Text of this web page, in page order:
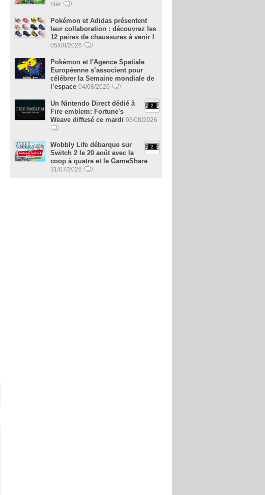
hier
Pokémon et Adidas présentent
leur collaboration : découvrez les
12 paires de chaussures à venir !
05/08/2026
Pokémon et l'Agence Spatiale
Européenne s’associent pour
célébrer la Semaine mondiale de
l’espace 04/08/2026
Un Nintendo Direct dédié à
Fire emblem: Fortune's
Weave diffusé ce mardi 03/08/2026
Wobbly Life débarque sur
Switch 2 le 20 août avec la
coop à quatre et le GameShare
31/07/2026